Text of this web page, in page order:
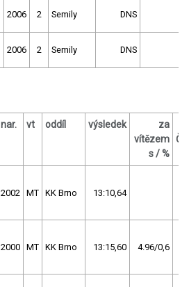
2006 2 Semily DNS
2006 2 Semily DNS
nar. vt oddíl výsledek
za
vítězem
s / %
2002 MT KK Brno 13:10,64
2000 MT KK Brno 13:15,60 4.96/0,6